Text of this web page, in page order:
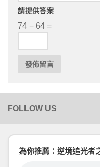
請提供答案
74 − 64 =
為你推薦：逆境追光者